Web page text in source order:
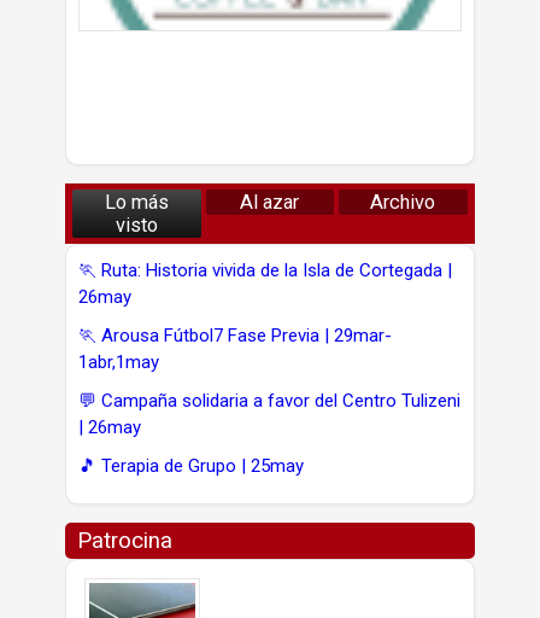
Lo más
visto
Al azar Archivo
🏃 Ruta: Historia vivida de la Isla de Cortegada |
26may
🏃 Arousa Fútbol7 Fase Previa | 29mar-
1abr,1may
💬 Campaña solidaria a favor del Centro Tulizeni
| 26may
🎵 Terapia de Grupo | 25may
Patrocina